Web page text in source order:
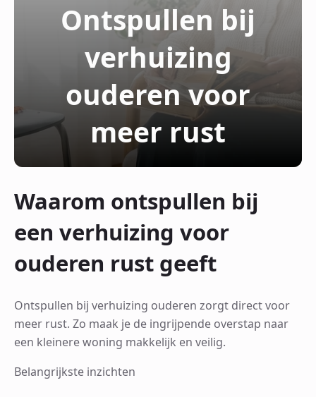
Ontspullen bij
verhuizing
ouderen voor
meer rust
Waarom ontspullen bij
een verhuizing voor
ouderen rust geeft
Ontspullen bij verhuizing ouderen zorgt direct voor
meer rust. Zo maak je de ingrijpende overstap naar
een kleinere woning makkelijk en veilig.
Belangrijkste inzichten